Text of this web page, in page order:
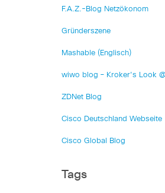
F.A.Z.-Blog Netzökonom
Gründerszene
Mashable (Englisch)
wiwo blog – Kroker's Look @
ZDNet Blog
Cisco Deutschland Webseite
Cisco Global Blog
Tags